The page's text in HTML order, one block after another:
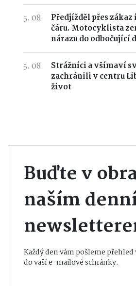
5. 08.
Předjížděl přes
čáru. Motocyklista
nárazu do odbočující
5. 08.
Strážníci a všímaví
zachránili v centru
život
Buďte v
naším
Každý den vám pošleme
do vaší e-mailové schránky.